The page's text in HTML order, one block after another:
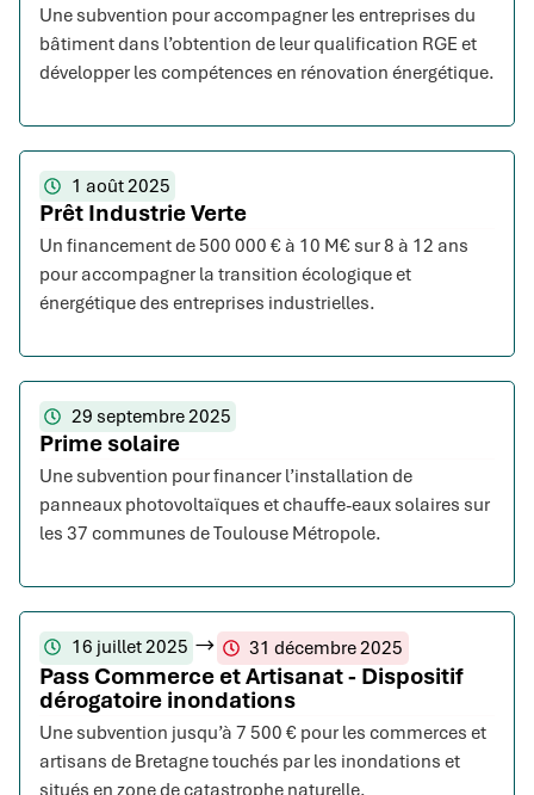
Une subvention pour accompagner les entreprises du
bâtiment dans l’obtention de leur qualification RGE et
développer les compétences en rénovation énergétique.
1 août 2025
Prêt Industrie Verte
Un financement de 500 000 € à 10 M€ sur 8 à 12 ans
pour accompagner la transition écologique et
énergétique des entreprises industrielles.
29 septembre 2025
Prime solaire
Une subvention pour financer l’installation de
panneaux photovoltaïques et chauffe-eaux solaires sur
les 37 communes de Toulouse Métropole.
16 juillet 2025 31 décembre 2025
Pass Commerce et Artisanat - Dispositif
dérogatoire inondations
Une subvention jusqu’à 7 500 € pour les commerces et
artisans de Bretagne touchés par les inondations et